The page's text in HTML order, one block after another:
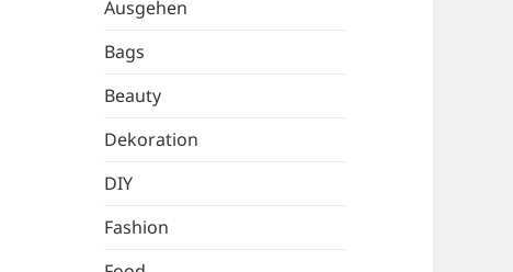
Ausgehen
Bags
Beauty
Dekoration
DIY
Fashion